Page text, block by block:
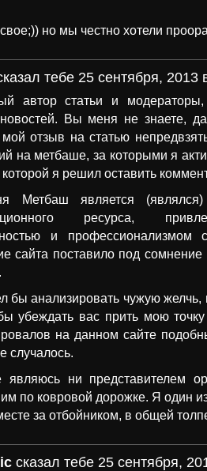
но мы честно хотели
тебе 25 сентября, 2013
автор статьи и
Вы меня не знаете,
мой отзыв на статью
на метбаше, за которыми я
которой я решил оставить
Метбаш является (являлся)
ресурса,
и профессионализмом
сайта поставило под
бы анализировать чужую желчь,
убеждать вас прить мою
на данном сайте
случалось.
ни представителем
по ковровой дорожке. Я один
за отбойником, в общей
сказал тебе 25 сентября,